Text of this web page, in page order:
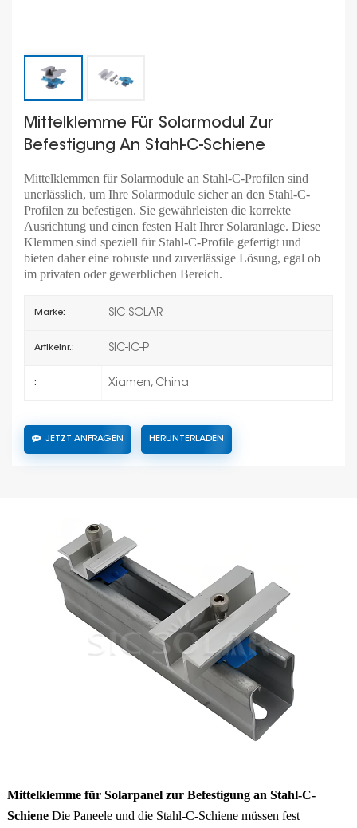
Mittelklemme Für Solarmodul Zur
Befestigung An Stahl-C-Schiene
Mittelklemmen für Solarmodule an Stahl-C-Profilen sind
unerlässlich, um Ihre Solarmodule sicher an den Stahl-C-
Profilen zu befestigen. Sie gewährleisten die korrekte
Ausrichtung und einen festen Halt Ihrer Solaranlage. Diese
Klemmen sind speziell für Stahl-C-Profile gefertigt und
bieten daher eine robuste und zuverlässige Lösung, egal ob
im privaten oder gewerblichen Bereich.
Marke: SIC SOLAR
Artikelnr.: SIC-IC-P
: Xiamen, China
JETZT ANFRAGEN HERUNTERLADEN
Mittelklemme für Solarpanel zur Befestigung an Stahl-C-
Schiene Die Paneele und die Stahl-C-Schiene müssen fest